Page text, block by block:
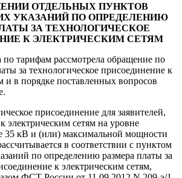
ОТДЕЛЬНЫХ ПУНКТОВ
УКАЗАНИЙ ПО ОПРЕДЕЛЕНИЮ
ЗА ТЕХНОЛОГИЧЕСКОЕ
К ЭЛЕКТРИЧЕСКИМ СЕТЯМ
по тарифам рассмотрела обращение по
за технологическое присоединение к
и в порядке поставленных вопросов
присоединение для заявителей,
электрическим сетям на уровне
35 кВ и (или) максимальной мощности
в соответствии с пунктом
по определению размера платы за
к электрическим сетям,